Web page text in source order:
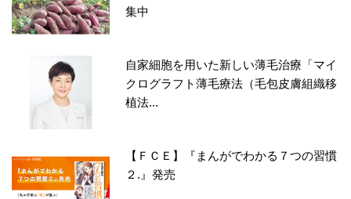
集中
自家細胞を用いた新しい薄毛治療「マイ
クログラフト薄毛療法（毛包皮膚組織移
植法...
【ＦＣＥ】『まんがでわかる７つの習慣
２.』発売